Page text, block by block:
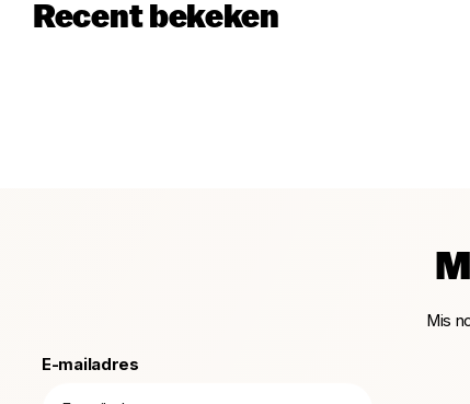
Recent bekeken
Mis
E-mailadres